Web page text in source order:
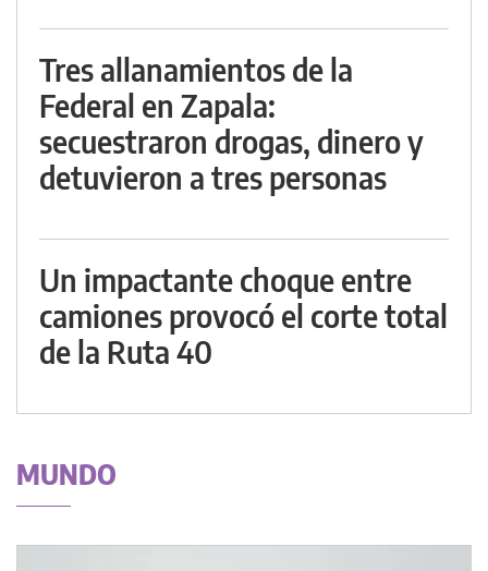
Tres allanamientos de la
Federal en Zapala:
secuestraron drogas, dinero y
detuvieron a tres personas
Un impactante choque entre
camiones provocó el corte total
de la Ruta 40
MUNDO